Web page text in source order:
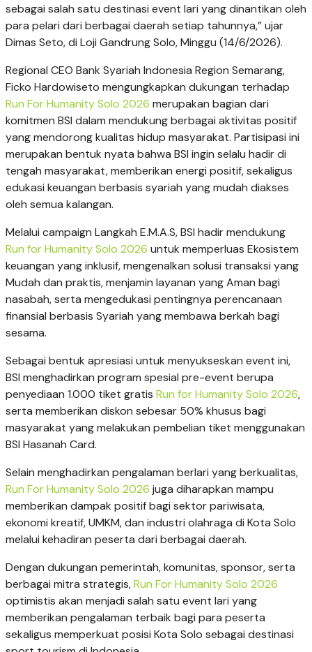
sebagai salah satu destinasi event lari yang dinantikan oleh
para pelari dari berbagai daerah setiap tahunnya,” ujar
Dimas Seto, di Loji Gandrung Solo, Minggu (14/6/2026).
Regional CEO Bank Syariah Indonesia Region Semarang,
Ficko Hardowiseto mengungkapkan dukungan terhadap
Run For Humanity Solo 2026 merupakan bagian dari
komitmen BSI dalam mendukung berbagai aktivitas positif
yang mendorong kualitas hidup masyarakat. Partisipasi ini
merupakan bentuk nyata bahwa BSI ingin selalu hadir di
tengah masyarakat, memberikan energi positif, sekaligus
edukasi keuangan berbasis syariah yang mudah diakses
oleh semua kalangan.
Melalui campaign Langkah E.M.A.S, BSI hadir mendukung
Run for Humanity Solo 2026 untuk memperluas Ekosistem
keuangan yang inklusif, mengenalkan solusi transaksi yang
Mudah dan praktis, menjamin layanan yang Aman bagi
nasabah, serta mengedukasi pentingnya perencanaan
finansial berbasis Syariah yang membawa berkah bagi
sesama.
Sebagai bentuk apresiasi untuk menyukseskan event ini,
BSI menghadirkan program spesial pre-event berupa
penyediaan 1.000 tiket gratis Run for Humanity Solo 2026,
serta memberikan diskon sebesar 50% khusus bagi
masyarakat yang melakukan pembelian tiket menggunakan
BSI Hasanah Card.
Selain menghadirkan pengalaman berlari yang berkualitas,
Run For Humanity Solo 2026 juga diharapkan mampu
memberikan dampak positif bagi sektor pariwisata,
ekonomi kreatif, UMKM, dan industri olahraga di Kota Solo
melalui kehadiran peserta dari berbagai daerah.
Dengan dukungan pemerintah, komunitas, sponsor, serta
berbagai mitra strategis,Run For Humanity Solo 2026
optimistis akan menjadi salah satu event lari yang
memberikan pengalaman terbaik bagi para peserta
sekaligus memperkuat posisi Kota Solo sebagai destinasi